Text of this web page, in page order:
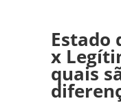
Estado
x
quais